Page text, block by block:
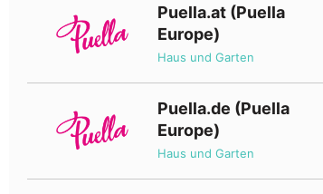
Puella.at (Puella
Europe)
Haus und Garten
Puella.de (Puella
Europe)
Haus und Garten